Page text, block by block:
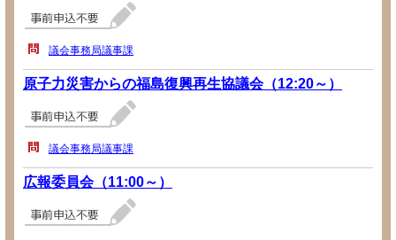
議会事務局議事課
原子力災害からの福島復興再生協議会（12:20～）
議会事務局議事課
広報委員会（11:00～）